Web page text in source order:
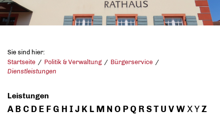
Sie sind hier:
Startseite
Politik & Verwaltung
Bürgerservice
Dienstleistungen
Leistungen
A B C D E FG H I J K L M NO PQ RST U VWXYZ